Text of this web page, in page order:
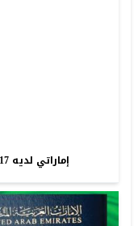
إماراتي لديه 17 بنتا يزوج 6 منهن بفنجان قهوة...